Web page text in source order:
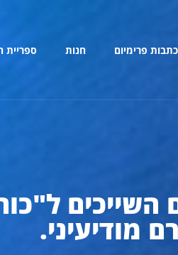
כתבות פרימיום חנות ספריית
מודיעיני.